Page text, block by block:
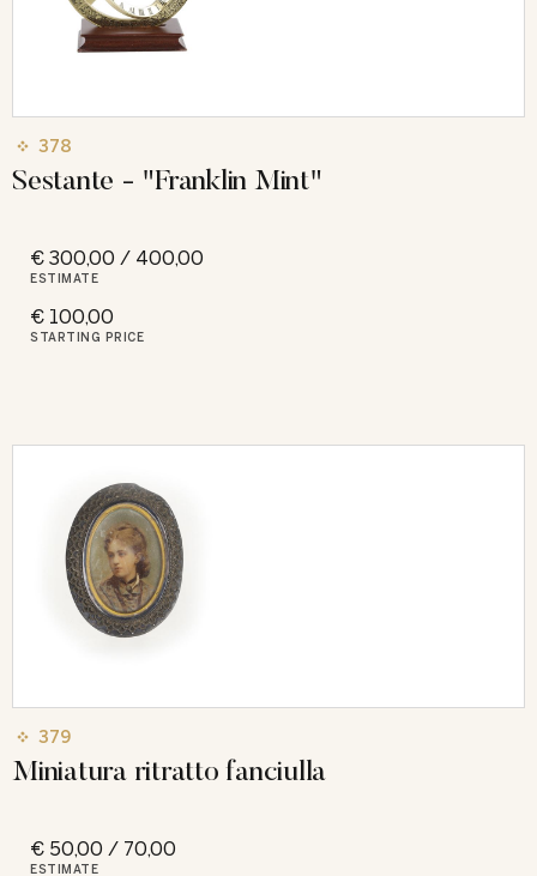
378
Sestante - "Franklin Mint"
€ 300,00 / 400,00
ESTIMATE
€ 100,00
STARTING PRICE
379
Miniatura ritratto fanciulla
€ 50,00 / 70,00
ESTIMATE